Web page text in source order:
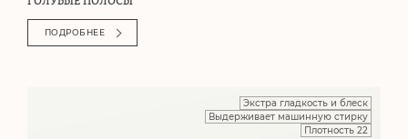
ПОДРОБНЕЕ
Экстра гладкость и блеск
Выдерживает машинную стирку
Плотность 22